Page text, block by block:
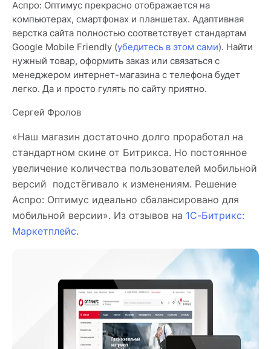
Аспро: Оптимус прекрасно отображается на
компьютерах, смартфонах и планшетах. Адаптивная
верстка сайта полностью соответствует стандартам
Google Mobile Friendly (убедитесь в этом сами). Найти
нужный товар, оформить заказ или связаться с
менеджером интернет-магазина с телефона будет
легко. Да и просто гулять по сайту приятно.
Сергей Фролов
«Наш магазин достаточно долго проработал на
стандартном скине от Битрикса. Но постоянное
увеличение количества пользователей мобильной
версий подстёгивало к изменениям. Решение
Аспро: Оптимус идеально сбалансировано для
мобильной версии». Из отзывов на 1С-Битрикс:
Маркетплейс.